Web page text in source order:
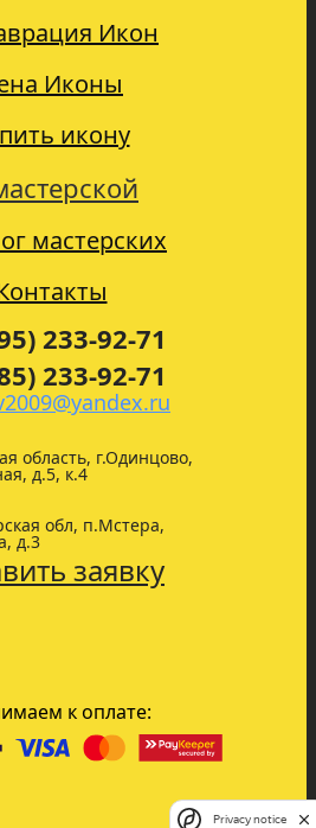
Икон
Иконы
икону
мастерских
233-92-71
233-92-71
область, г.Одинцово,
д.5, к.4
обл, п.Мстера,
д.3
заявку
к оплате:
Privacy notice